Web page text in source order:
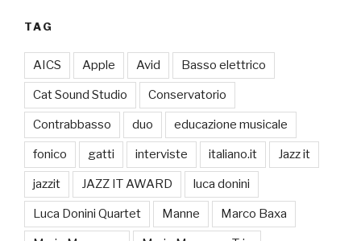
TAG
AICS Apple Avid Basso elettrico
Cat Sound Studio Conservatorio
Contrabbasso duo educazione musicale
fonico gatti interviste italiano.it Jazz it
jazzit JAZZ IT AWARD luca donini
Luca Donini Quartet Manne Marco Baxa